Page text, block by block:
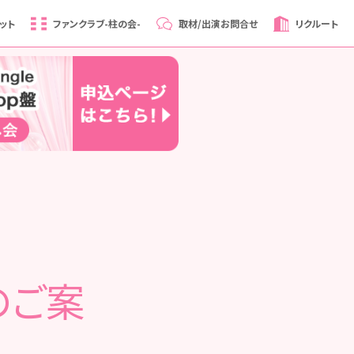
ト ファンクラブ-柱の会- 取材/出演お問合せ リクルート
ご案